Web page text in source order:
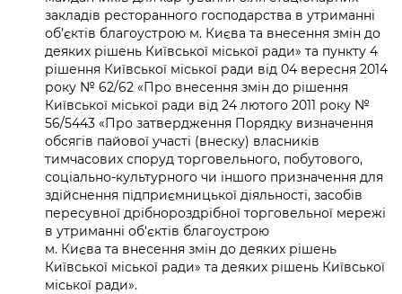
закладів ресторанного господарства в утриманні
об’єктів благоустрою м. Києва та внесення змін до
деяких рішень Київської міської ради» та пункту 4
рішення Київської міської ради від 04 вересня 2014
року № 62/62 «Про внесення змін до рішення
Київської міської ради від 24 лютого 2011 року №
56/5443 «Про затвердження Порядку визначення
обсягів пайової участі (внеску) власників
тимчасових споруд торговельного, побутового,
соціально-культурного чи іншого призначення для
здійснення підприємницької діяльності, засобів
пересувної дрібнороздрібної торговельної мережі
в утриманні об'єктів благоустрою
м. Києва та внесення змін до деяких рішень
Київської міської ради» та деяких рішень Київської
міської ради».